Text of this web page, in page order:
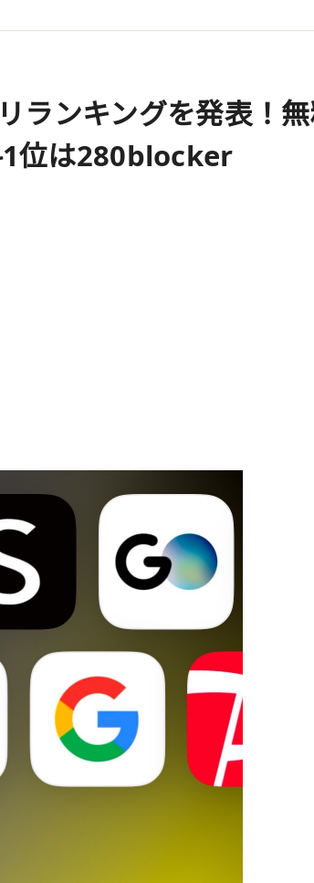
ランキングを発表！無
位は280blocker